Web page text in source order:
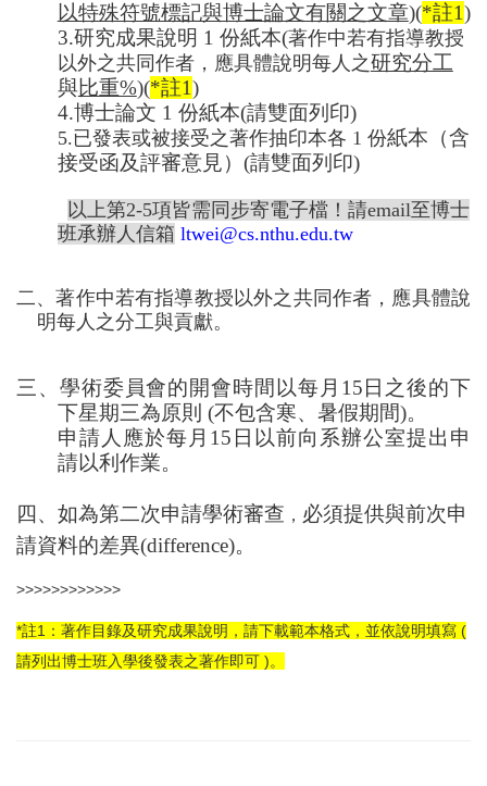
以特殊符號標記與博士論文有關之文章)(*註1)
3.研究成果說明 1 份紙本(著作中若有指導教授
以外之共同作者，應具體說明每人之研究分工
與比重%)(*註1)
4.博士論文 1 份紙本(請雙面列印)
5.已發表或被接受之著作抽印本各 1 份紙本 （含
接受函及評審意見） (請雙面列印)
以上第2-5項皆需同步寄電子檔！請email至博士
班承辦人信箱 ltwei@cs.nthu.edu.tw
二、著作中若有指導教授以外之共同作者，應具體說
明每人之分工與貢獻。
三、 學術委員會的開會時間以每月 15 日之後的下
下星期三為原則 (不包含寒、暑假期間)。
申請人應於每月 15 日以前向系辦公室提出申
請以利作業。
四、如為第二次申請學術審查 ， 必須提供與前次申
請資料的差異(difference)。
>>>>>>>>>>>>
*註1：著作目錄及研究成果說明，請下載範本格式，並依說明填寫 (
請列出博士班入學後發表之著作即可 )。